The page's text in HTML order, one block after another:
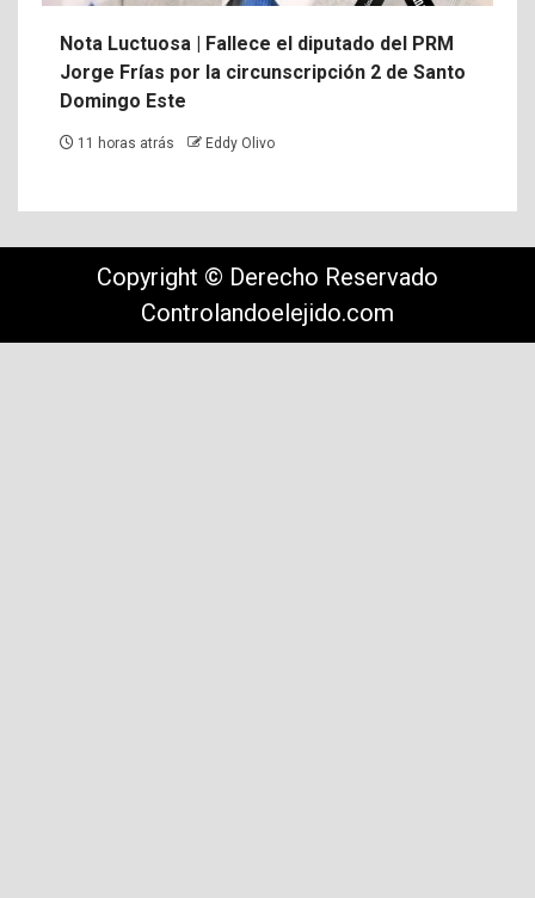
Nota Luctuosa | Fallece el diputado del PRM
Jorge Frías por la circunscripción 2 de Santo
Domingo Este
11 horas atrás Eddy Olivo
Copyright © Derecho Reservado
Controlandoelejido.com